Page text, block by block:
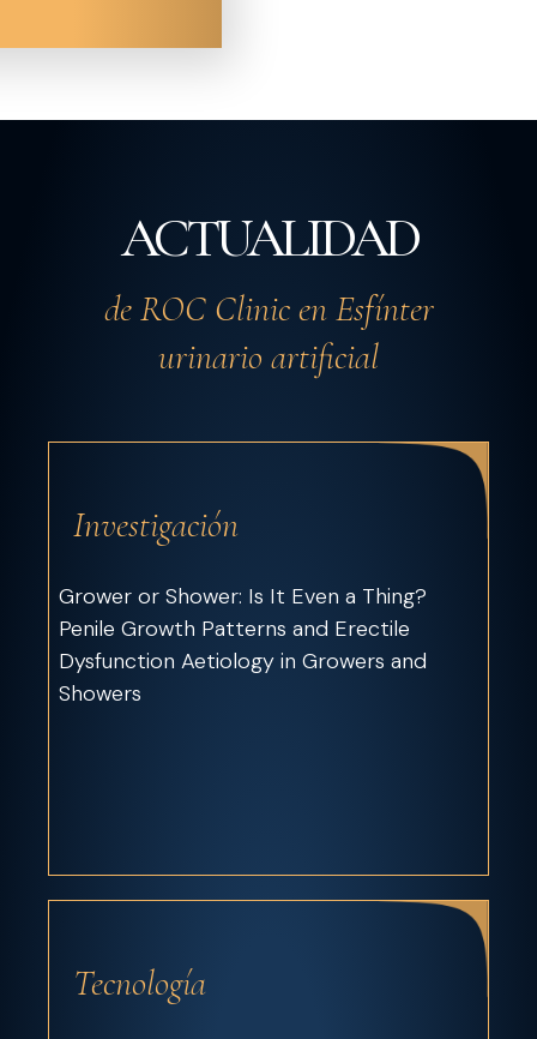
ACTUALIDAD
de ROC Clinic en Esfínter
urinario artificial
Investigación
Grower or Shower: Is It Even a Thing?
Penile Growth Patterns and Erectile
Dysfunction Aetiology in Growers and
Showers
Tecnología